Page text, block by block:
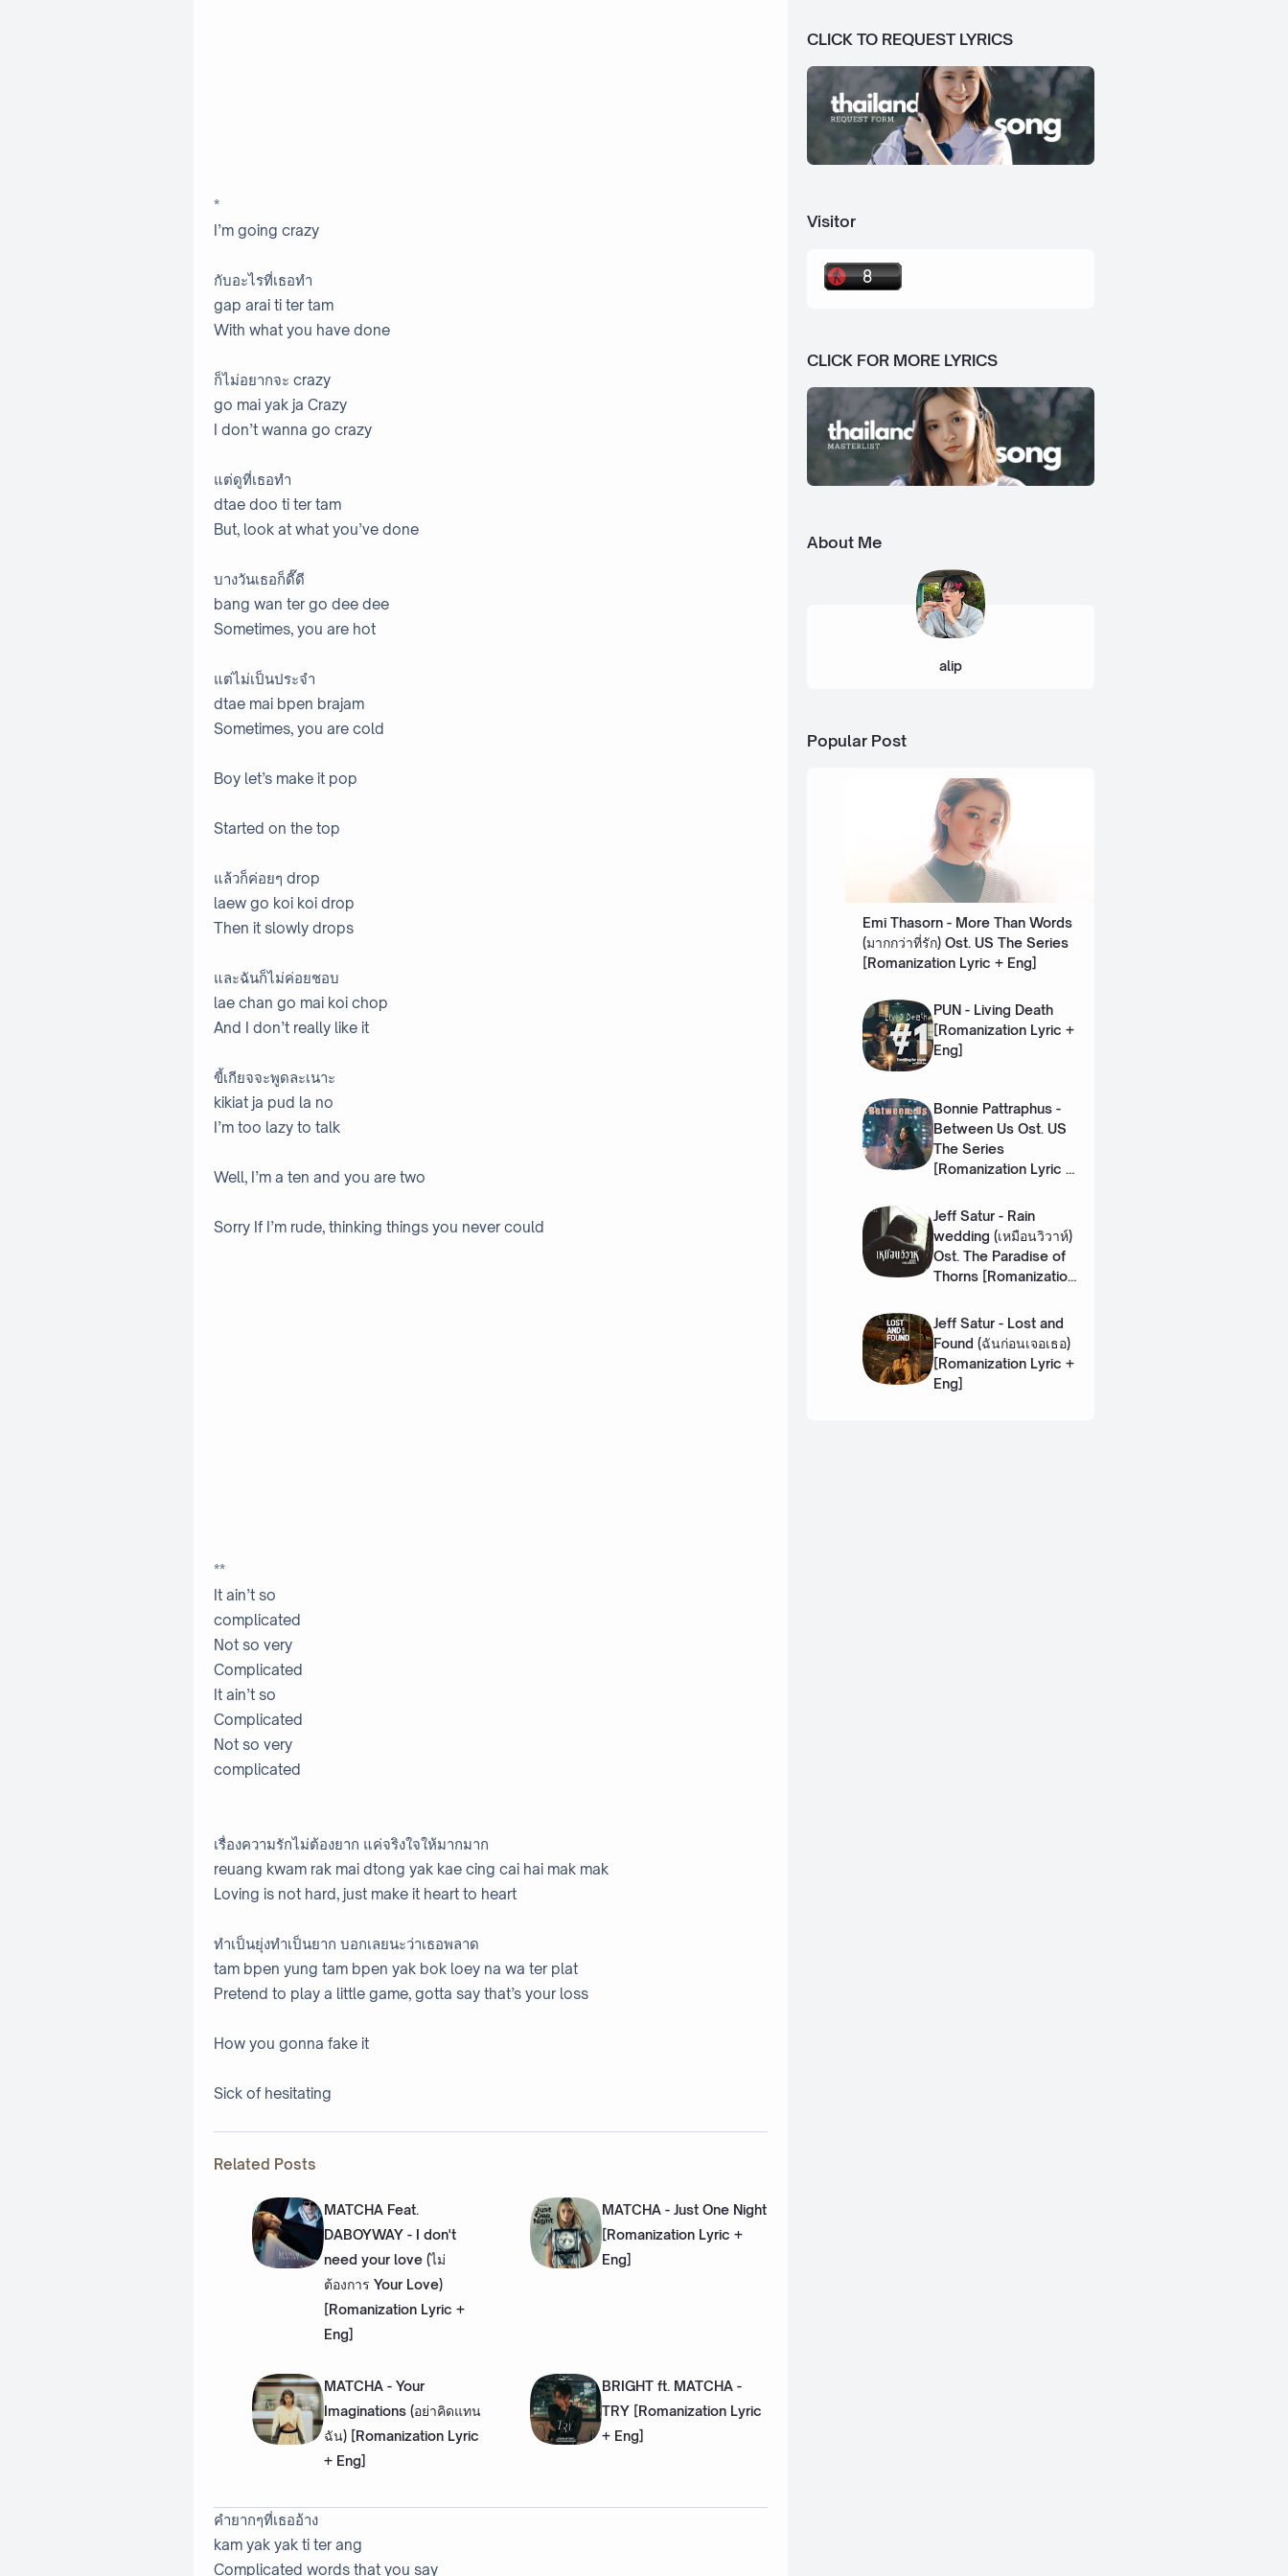
*
I’m going crazy
กับอะไรที่เธอทำ
gap arai ti ter tam
With what you have done
ก็ไม่อยากจะ crazy
go mai yak ja Crazy
I don’t wanna go crazy
แต่ดูที่เธอทำ
dtae doo ti ter tam
But, look at what you’ve done
บางวันเธอก็ดี๊ดี
bang wan ter go dee dee
Sometimes, you are hot
แต่ไม่เป็นประจำ
dtae mai bpen brajam
Sometimes, you are cold
Boy let’s make it pop
Started on the top
แล้วก็ค่อยๆ drop
laew go koi koi drop
Then it slowly drops
และฉันก็ไม่ค่อยชอบ
lae chan go mai koi chop
And I don’t really like it
ขี้เกียจจะพูดละเนาะ
kikiat ja pud la no
I’m too lazy to talk
Well, I’m a ten and you are two
Sorry If I’m rude, thinking things you never could
**
It ain’t so
complicated
Not so very
Complicated
It ain’t so
Complicated
Not so very
complicated
เรื่องความรักไม่ต้องยาก แค่จริงใจให้มากมาก
reuang kwam rak mai dtong yak kae cing cai hai mak mak
Loving is not hard, just make it heart to heart
ทำเป็นยุ่งทำเป็นยาก บอกเลยนะว่าเธอพลาด
tam bpen yung tam bpen yak bok loey na wa ter plat
Pretend to play a little game, gotta say that’s your loss
How you gonna fake it
Sick of hesitating
Related Posts
MATCHA Feat.
DABOYWAY - I don't
need your love (ไม่
ต้องการ Your Love)
[Romanization Lyric +
Eng]
MATCHA - Just One Night
[Romanization Lyric +
Eng]
MATCHA - Your
Imaginations (อย่าคิดแทน
ฉัน) [Romanization Lyric
+ Eng]
BRIGHT ft. MATCHA -
TRY [Romanization Lyric
+ Eng]
คำยากๆที่เธออ้าง
kam yak yak ti ter ang
Complicated words that you say
CLICK TO REQUEST LYRICS
Visitor
CLICK FOR MORE LYRICS
About Me
alip
Popular Post
Emi Thasorn - More Than Words
(มากกว่าที่รัก) Ost. US The Series
[Romanization Lyric + Eng]
PUN - Living Death
[Romanization Lyric +
Eng]
Bonnie Pattraphus -
Between Us Ost. US
The Series
[Romanization Lyric +
Jeff Satur - Rain
wedding (เหมือนวิวาห์)
Ost. The Paradise of
Thorns [Romanization
Jeff Satur - Lost and
Found (ฉันก่อนเจอเธอ)
[Romanization Lyric +
Eng]